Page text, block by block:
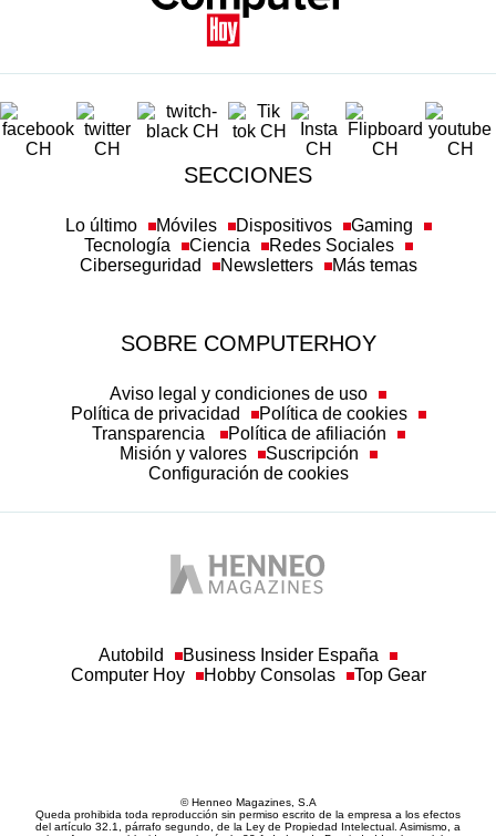
SECCIONES
Lo último Móviles Dispositivos
Gaming
Tecnología
Ciencia
Redes Sociales
Ciberseguridad
Newsletters Más temas
SOBRE COMPUTERHOY
Aviso legal y condiciones de uso
Política de privacidad
Política de cookies
Transparencia
Política de afiliación
Misión y valores
Suscripción
Configuración de cookies
Autobild
Business Insider España
Computer Hoy
Hobby Consolas Top Gear
© Henneo Magazines, S.A
Queda prohibida toda reproducción sin permiso escrito de la empresa a los efectos
del artículo 32.1, párrafo segundo, de la Ley de Propiedad Intelectual. Asimismo, a